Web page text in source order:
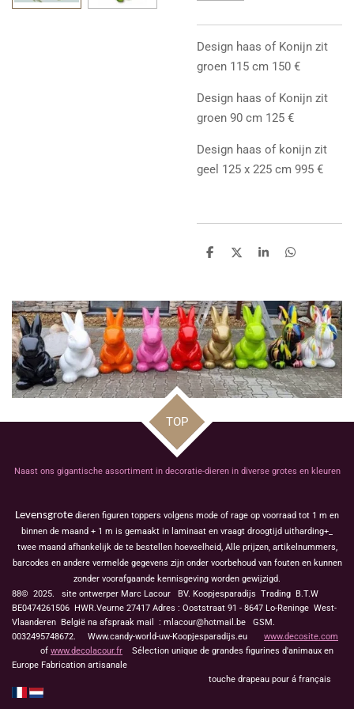
Design haas of Konijn zit
groen 115 cm 150 €
Design haas of Konijn zit
groen 90 cm 125 €
Design haas of konijn zit
geel 125 x 225 cm 995 €
D
n
D
S
e
D
n
TOP
Naast ons gigantische assortiment in decoratie-dieren in diverse grotes en kleuren
Levensgrote dieren figuren toppers volgens mode of rage op voorraad tot 1 m en
binnen de maand + 1 m is gemaakt in laminaat en vraagt droogtijd uitharding+_
twee maand afhankelijk de te bestellen hoeveelheid, Alle prijzen, artikelnummers,
barcodes en andere vermelde gegevens zijn onder voorbehoud van fouten en kunnen
zonder voorafgaande kennisgeving worden gewijzigd.
88© 2025. site ontwerper Marc Lacour BV. Koopjesparadijs Trading B.T.W
BE0474261506 HWR.Veurne 27417 Adres : Ooststraat 91 - 8647 Lo-Reninge West-
Vlaanderen België na afspraak mail : mlacour@hotmail.be GSM.
0032495748672. Www.candy-world-uw-Koopjesparadijs.eu www.decosite.com
of www.decolacour.fr Sélection unique de grandes figurines d'animaux en
Europe Fabrication artisanale
touche drapeau pour á français